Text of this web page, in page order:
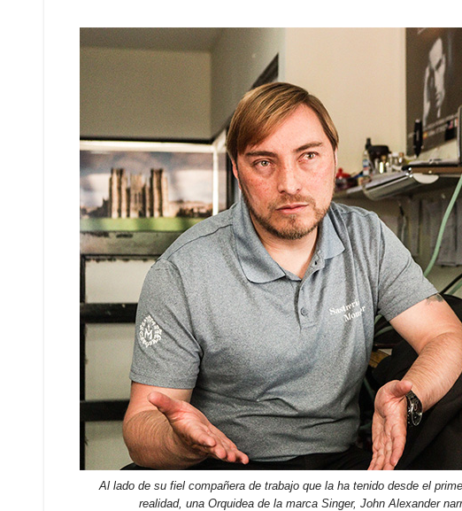
Al lado de su fiel compañera de trabajo que la ha tenido desde el
realidad, una Orquidea de la marca Singer, John Alexander